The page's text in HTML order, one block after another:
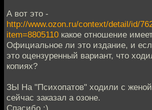
А вот это -
http://www.ozon.ru/context/detail/id/
item=8805110 какое отношение
Официальное ли это издание, и
это оцензуренный вариант, что
копиях?
ЗЫ На "Психопатов" ходили с женой
сейчас заказал а озоне.
Спасибо :)